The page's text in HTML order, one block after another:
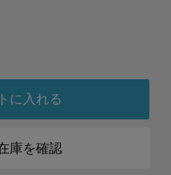
に入れる
庫を確認